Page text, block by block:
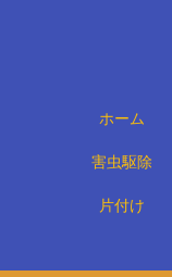
ホーム
害虫駆除
片付け